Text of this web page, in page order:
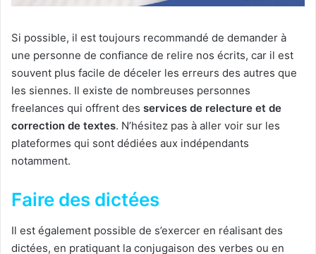
Si possible, il est toujours recommandé de demander à
une personne de confiance de relire nos écrits, car il est
souvent plus facile de déceler les erreurs des autres que
les siennes. Il existe de nombreuses personnes
freelances qui offrent des services de relecture et de
correction de textes. N’hésitez pas à aller voir sur les
plateformes qui sont dédiées aux indépendants
notamment.
Faire des dictées
Il est également possible de s’exercer en réalisant des
dictées, en pratiquant la conjugaison des verbes ou en